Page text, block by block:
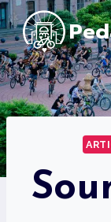
Skip
to
content